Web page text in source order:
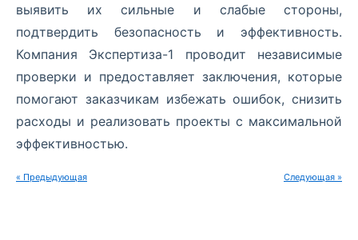
выявить их сильные и слабые стороны,
подтвердить безопасность и эффективность.
Компания Экспертиза-1 проводит независимые
проверки и предоставляет заключения, которые
помогают заказчикам избежать ошибок, снизить
расходы и реализовать проекты с максимальной
эффективностью.
Следующая »
« Предыдующая